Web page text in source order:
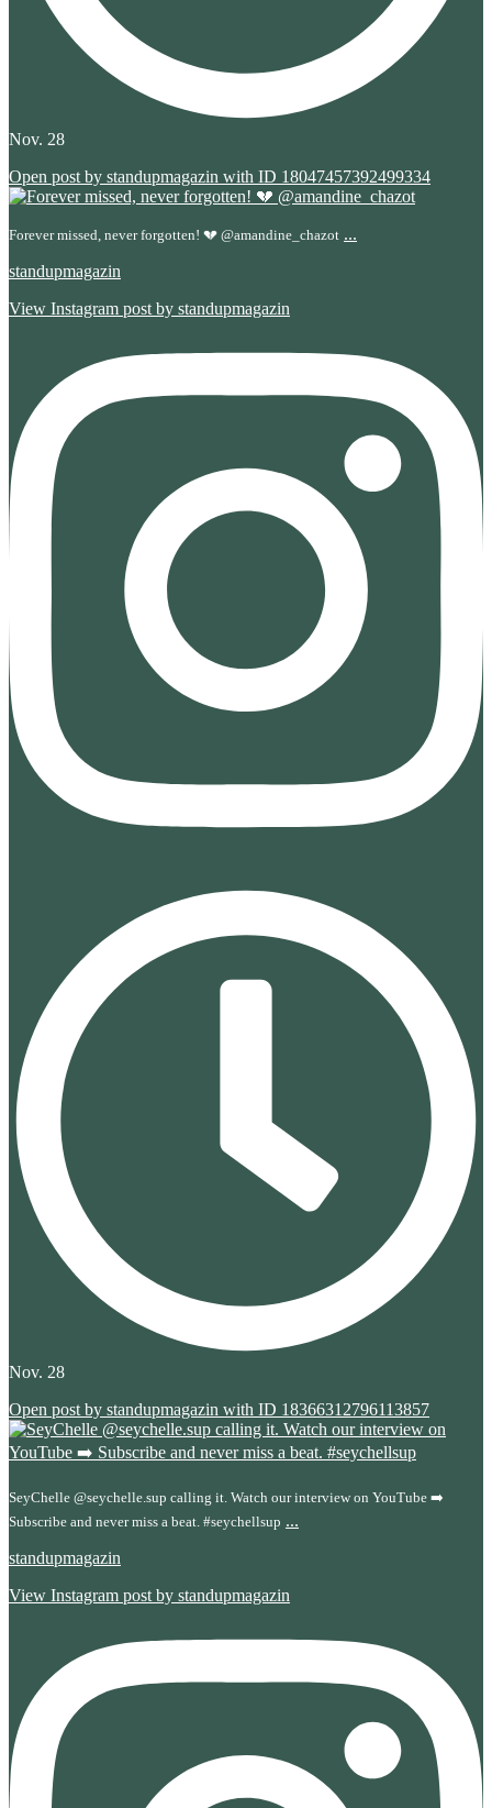
Nov. 28
Open post by standupmagazin with ID 18047457392499334
Forever missed, never forgotten! 💔 @amandine_chazot ...
standupmagazin
View Instagram post by standupmagazin
Nov. 28
Open post by standupmagazin with ID 18366312796113857
SeyChelle @seychelle.sup calling it. Watch our interview on YouTube ➡️
Subscribe and never miss a beat. #seychellsup ...
standupmagazin
View Instagram post by standupmagazin